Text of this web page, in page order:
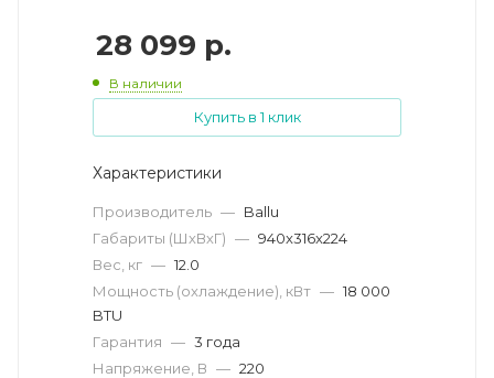
28 099 р.
В наличии
Купить в 1 клик
Характеристики
Производитель — Ballu
Габариты (ШхВхГ) — 940x316x224
Вес, кг — 12.0
Мощность (охлаждение), кВт — 18 000
BTU
Гарантия — 3 года
Напряжение, В — 220